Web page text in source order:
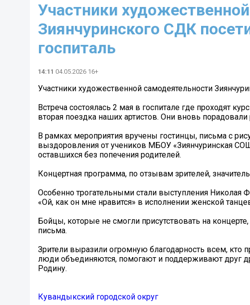
Участники
Зиянчуринского СДК
госпиталь
14:11 04.05.2026 16+
Участники художественной самодеятельности
Встреча состоялась 2 мая в госпитале где проходят
вторая поездка наших артистов. Они вновь
В рамках мероприятия вручены гостинцы, письма с
выздоровления от учеников МБОУ «Зиянчуринская
оставшихся без попечения родителей.
Концертная программа, по отзывам зрителей,
Особенно трогательными стали выступления Николая
«Ой, как он мне нравится» в исполнении женской
Бойцы, которые не смогли присутствовать на
письма.
Зрители выразили огромную благодарность всем, кто
люди объединяются, помогают и поддерживают друг
Родину.
Кувандыкский городской округ